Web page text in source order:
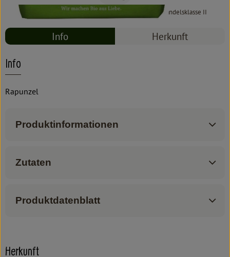
#6023 2,29 €/ 500 g 4,58 €/ kg Handelsklasse II
Info Herkunft
Info
Rapunzel
Produktinformationen
Zutaten
Produktdatenblatt
Herkunft